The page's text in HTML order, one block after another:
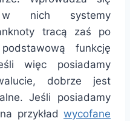
w nich systemy
tracą zaś po
funkcję
więc posiadamy
dobrze jest
Jeśli posiadamy
przykład wycofane